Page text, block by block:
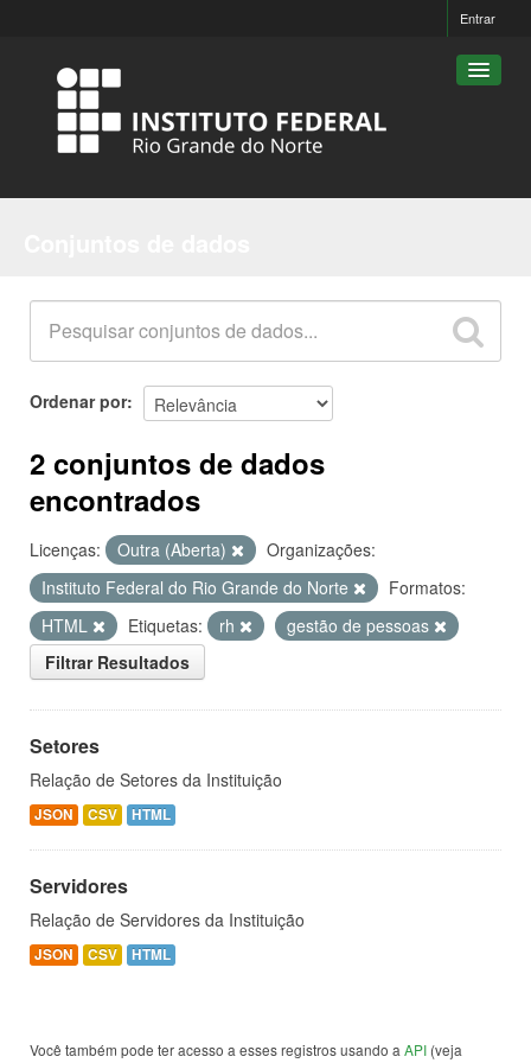
Entrar
Grupos
Sobre
Ordenar por
2 conjuntos de dados
encontrados
Licenças: Outra (Aberta)
Organizações:
Instituto Federal do Rio Grande do Norte
Formatos:
HTML
Etiquetas: rh
gestão de pessoas
Filtrar Resultados
Setores
Relação de Setores da Instituição
JSON CSV HTML
Servidores
Relação de Servidores da Instituição
JSON CSV HTML
Você também pode ter acesso a esses registros usando a API (veja